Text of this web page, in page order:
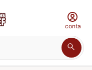
conta